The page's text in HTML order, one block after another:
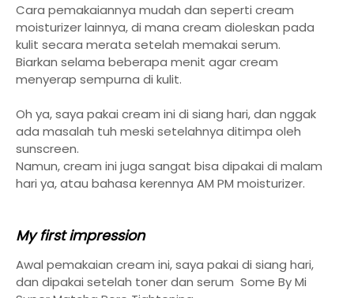
Cara pemakaiannya mudah dan seperti cream
moisturizer lainnya, di mana cream dioleskan pada
kulit secara merata setelah memakai serum.
Biarkan selama beberapa menit agar cream
menyerap sempurna di kulit.
Oh ya, saya pakai cream ini di siang hari, dan nggak
ada masalah tuh meski setelahnya ditimpa oleh
sunscreen.
Namun, cream ini juga sangat bisa dipakai di malam
hari ya, atau bahasa kerennya AM PM moisturizer.
My first impression
Awal pemakaian cream ini, saya pakai di siang hari,
dan dipakai setelah toner dan serum Some By Mi